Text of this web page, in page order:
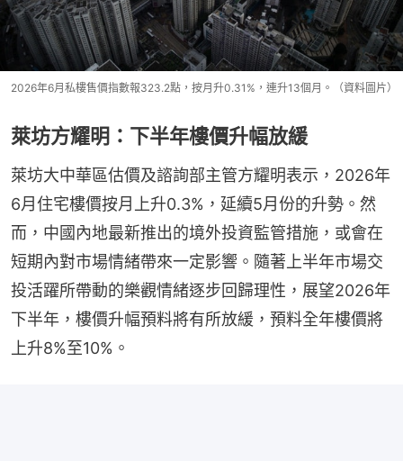
2026年6月私樓售價指數報323.2點，按月升0.31%，連升13個月。（資料圖片）
萊坊方耀明：下半年樓價升幅放緩
萊坊大中華區估價及諮詢部主管方耀明表示，2026年
6月住宅樓價按月上升0.3%，延續5月份的升勢。然
而，中國內地最新推出的境外投資監管措施，或會在
短期內對市場情緒帶來一定影響。隨著上半年市場交
投活躍所帶動的樂觀情緒逐步回歸理性，展望2026年
下半年，樓價升幅預料將有所放緩，預料全年樓價將
上升8%至10%。